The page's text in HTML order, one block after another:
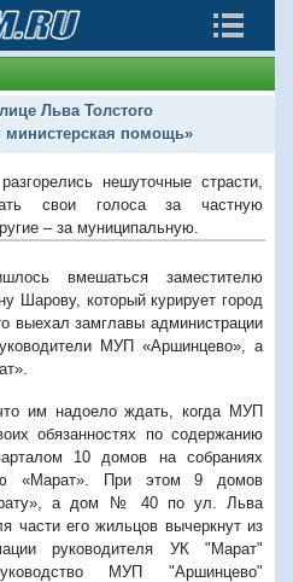
Льва Толстого
министерская помощь»
нешуточные страсти,
свои голоса за частную
– за муниципальную.
вмешаться заместителю
Шарову, который курирует город
выехал замглавы администрации
МУП «Аршинцево», а
им надоело ждать, когда МУП
обязанностях по содержанию
10 домов на собраниях
«Марат». При этом 9 домов
а дом № 40 по ул. Льва
части его жильцов вычеркнут из
руководителя УК "Марат"
МУП "Аршинцево"